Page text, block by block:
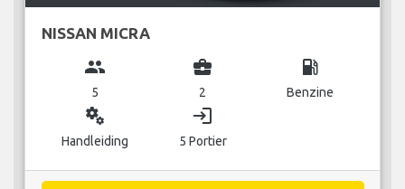
NISSAN MICRA
group
5
business_center
2
local_gas_station
Benzine
miscellaneous_services
Handleiding
login
5 Portier